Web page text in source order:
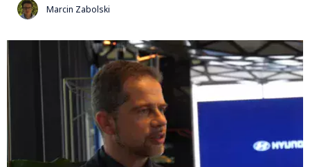
Marcin Zabolski